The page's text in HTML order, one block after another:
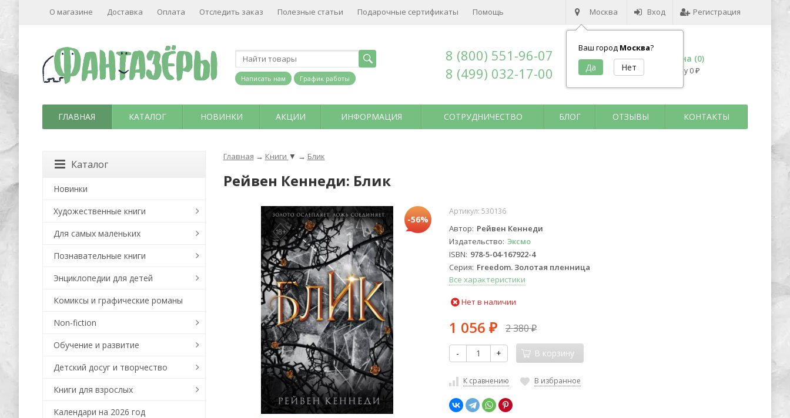
Москва
Ваш город Москва?
Вход Регистрация
О магазине Доставка Оплата Отследить заказ Полезные статьи Подарочные сертификаты Помощь
Написать нам График работы
8 (800) 551-96-07
8 (499) 032-17-00
Корзина (0)
на сумму 0 ₽
ГЛАВНАЯ КАТАЛОГ НОВИНКИ АКЦИИ ИНФОРМАЦИЯ СОТРУДНИЧЕСТВО БЛОГ ОТЗЫВЫ КОНТАКТЫ
Главная → Книги ▼ → Блик
Рейвен Кеннеди: Блик
-56%
Артикул: 530136
Автор Рейвен Кеннеди
Издательство Эксмо
ISBN 978-5-04-167922-4
Серия Freedom. Золотая пленница
Все характеристики
Нет в наличии
1 056 ₽ 2 380₽
- + В корзину
К сравнению В избранное
Каталог
Новинки
Художественные книги
Для самых маленьких
Познавательные книги
Энциклопедии для детей
Комиксы и графические романы
Non-fiction
Обучение и развитие
Детский досуг и творчество
Книги для взрослых
Календари на 2026 год